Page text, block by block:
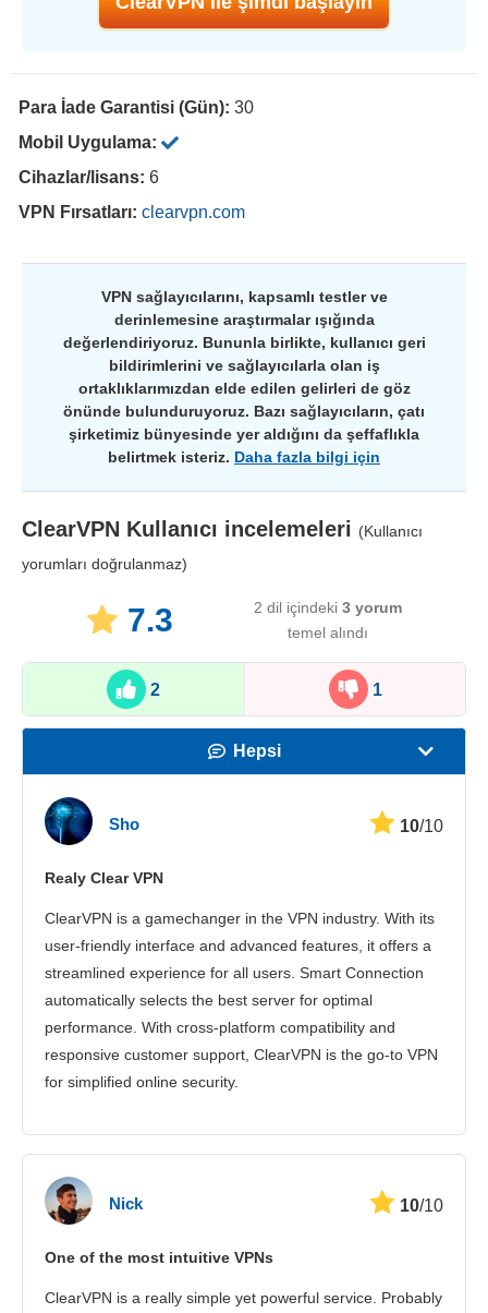
Para İade Garantisi (Gün): 30
Mobil Uygulama:
Cihazlar/lisans: 6
VPN Fırsatları: clearvpn.com
VPN sağlayıcılarını, kapsamlı testler ve
derinlemesine araştırmalar ışığında
değerlendiriyoruz. Bununla birlikte, kullanıcı geri
bildirimlerini ve sağlayıcılarla olan iş
ortaklıklarımızdan elde edilen gelirleri de göz
önünde bulunduruyoruz. Bazı sağlayıcıların, çatı
şirketimiz bünyesinde yer aldığını da şeffaflıkla
belirtmek isteriz. Daha fazla bilgi için
ClearVPN Kullanıcı incelemeleri (Kullanıcı
yorumları doğrulanmaz)
7.3 2 dil içindeki 3 yorum
temel alındı
2 1
Hepsi
Müşteri hizmetleri
Sho 10/10
Realy Clear VPN
ClearVPN is a gamechanger in the VPN industry. With its
user-friendly interface and advanced features, it offers a
streamlined experience for all users. Smart Connection
automatically selects the best server for optimal
performance. With cross-platform compatibility and
responsive customer support, ClearVPN is the go-to VPN
for simplified online security.
Nick 10/10
One of the most intuitive VPNs
ClearVPN is a really simple yet powerful service. Probably